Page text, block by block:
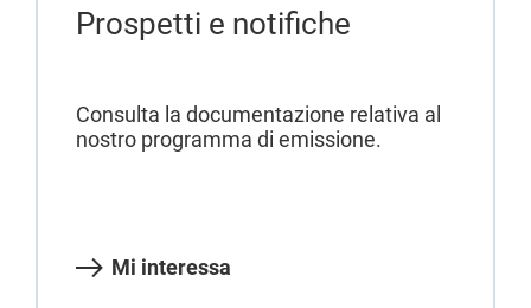
Prospetti e notifiche
Consulta la documentazione relativa al
nostro programma di emissione.
Mi interessa